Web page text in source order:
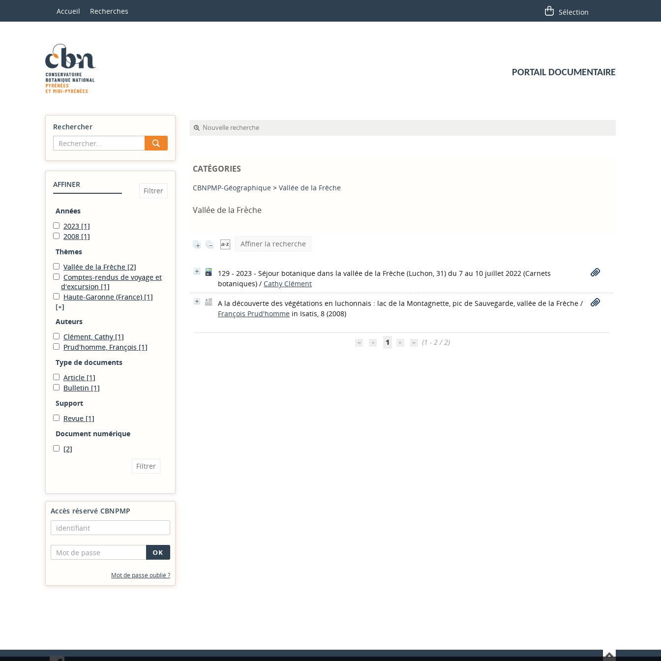
Accueil Recherches
PORTAIL DOCUMENTAIRE
Rechercher
AFFINER
Années
2023 [1]
2008 [1]
Thèmes
Vallée de la Frèche [2]
Comptes-rendus de voyage et
d'excursion [1]
Haute-Garonne (France) [1]
[+]
Auteurs
Clément, Cathy [1]
Prud'homme, François [1]
Type de documents
Article [1]
Bulletin [1]
Support
Revue [1]
Document numérique
[2]
Accès réservé CBNPMP
Mot de passe oublié ?
Nouvelle recherche
CATÉGORIES
CBNPMP-Géographique > Vallée de la Frèche
Vallée de la Frèche
Affiner la recherche
129 - 2023 - Séjour botanique dans la vallée de la Frèche (Luchon, 31) du 7 au 10 juillet 2022 (Carnets
botaniques) / Cathy Clément
A la découverte des végétations en luchonnais : lac de la Montagnette, pic de Sauvegarde, vallée de la Frèche /
François Prud'homme in Isatis, 8 (2008)
1 (1 - 2 / 2)